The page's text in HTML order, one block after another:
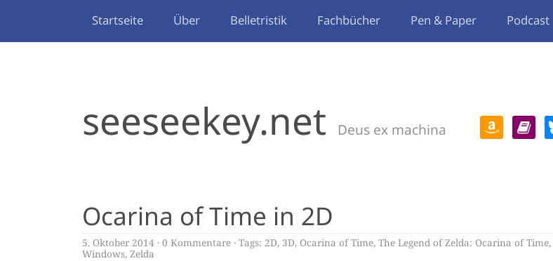
Startseite Über Belletristik Fachbücher Pen & Paper Podcast
seeseekey.net Deus ex machina
Ocarina of Time in 2D
5. Oktober 2014 0 Kommentare Tags: 2D, 3D, Ocarina of Time, The Legend of Zelda: Ocarina of Time,
Windows, Zelda